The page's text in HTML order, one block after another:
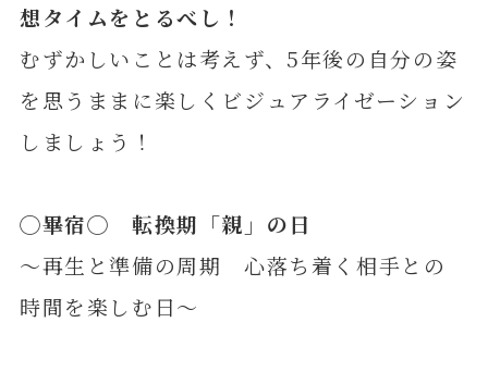
想タイムをとるべし！
むずかしいことは考えず、5年後の自分の姿
を思うままに楽しくビジュアライゼーション
しましょう！
◯畢宿◯ 転換期「親」の日
～再生と準備の周期 心落ち着く相手との
時間を楽しむ日～